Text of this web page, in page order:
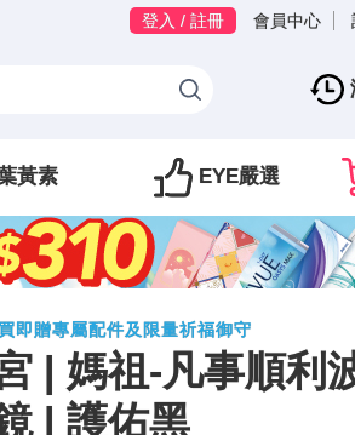
登入 / 註冊 會員中心
黃素 EYE嚴選
即贈專屬配件及限量祈福御守
| 媽祖-凡事順利
| 護佑黑